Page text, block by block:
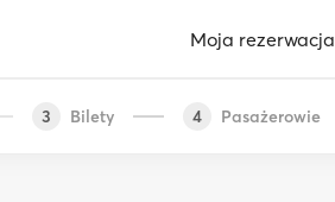
Moja rezerwacja
3 Bilety 4 Pasażerowie